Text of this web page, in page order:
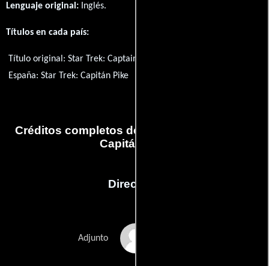
Lenguaje original: Inglés.
Títulos en cada país:
Título original:Star Trek: Captain Pike
España:Star Trek: Capitán Pike
Créditos completos de la película Star Trek:
Capitán Pike
Dirección
Adjunto